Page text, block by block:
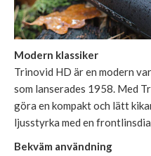
Modern klassiker
Trinovid HD är en modern
som lanserades 1958. Med
göra en kompakt och lätt
ljusstyrka med en
Bekväm användning